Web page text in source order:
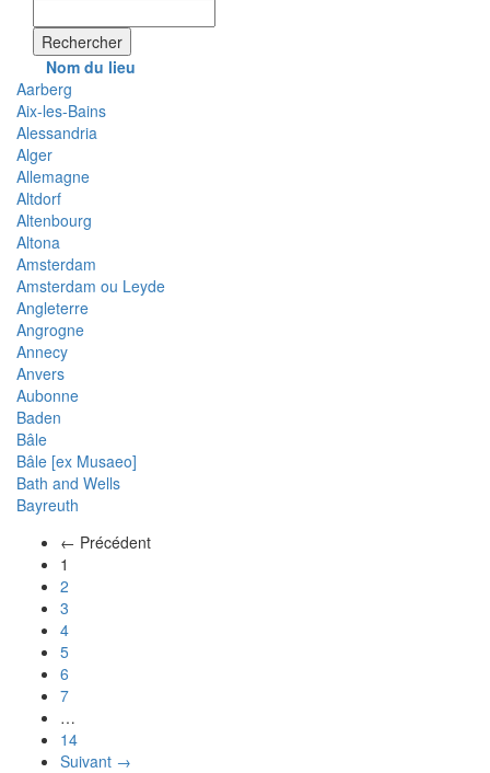
Rechercher
Nom du lieu
Aarberg
Aix-les-Bains
Alessandria
Alger
Allemagne
Altdorf
Altenbourg
Altona
Amsterdam
Amsterdam ou Leyde
Angleterre
Angrogne
Annecy
Anvers
Aubonne
Baden
Bâle
Bâle [ex Musaeo]
Bath and Wells
Bayreuth
← Précédent
1
2
3
4
5
6
7
…
14
Suivant →